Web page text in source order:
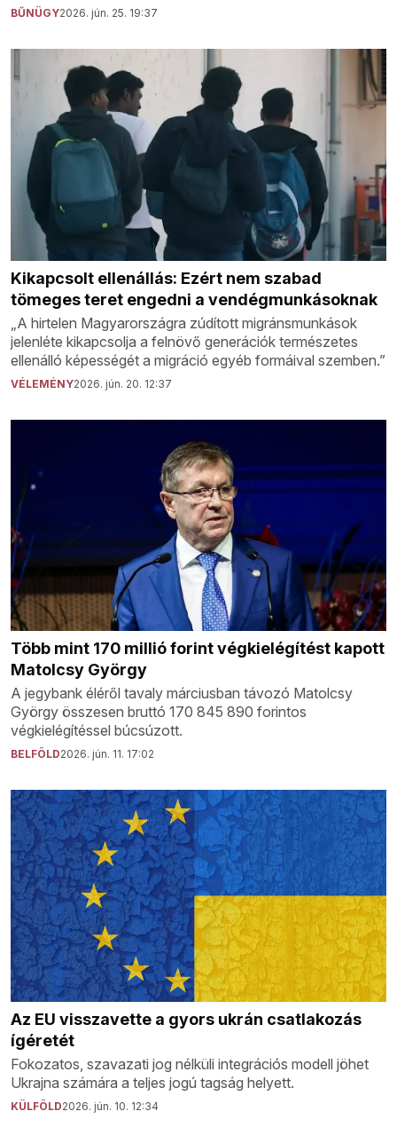
BŰNÜGY2026. jún. 25. 19:37
Kikapcsolt ellenállás: Ezért nem szabad
tömeges teret engedni a vendégmunkásoknak
„A hirtelen Magyarországra zúdított migránsmunkások
jelenléte kikapcsolja a felnövő generációk természetes
ellenálló képességét a migráció egyéb formáival szemben.”
VÉLEMÉNY2026. jún. 20. 12:37
Több mint 170 millió forint végkielégítést kapott
Matolcsy György
A jegybank éléről tavaly márciusban távozó Matolcsy
György összesen bruttó 170 845 890 forintos
végkielégítéssel búcsúzott.
BELFÖLD2026. jún. 11. 17:02
Az EU visszavette a gyors ukrán csatlakozás
ígéretét
Fokozatos, szavazati jog nélküli integrációs modell jöhet
Ukrajna számára a teljes jogú tagság helyett.
KÜLFÖLD2026. jún. 10. 12:34